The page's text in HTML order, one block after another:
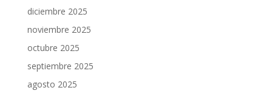
diciembre 2025
noviembre 2025
octubre 2025
septiembre 2025
agosto 2025